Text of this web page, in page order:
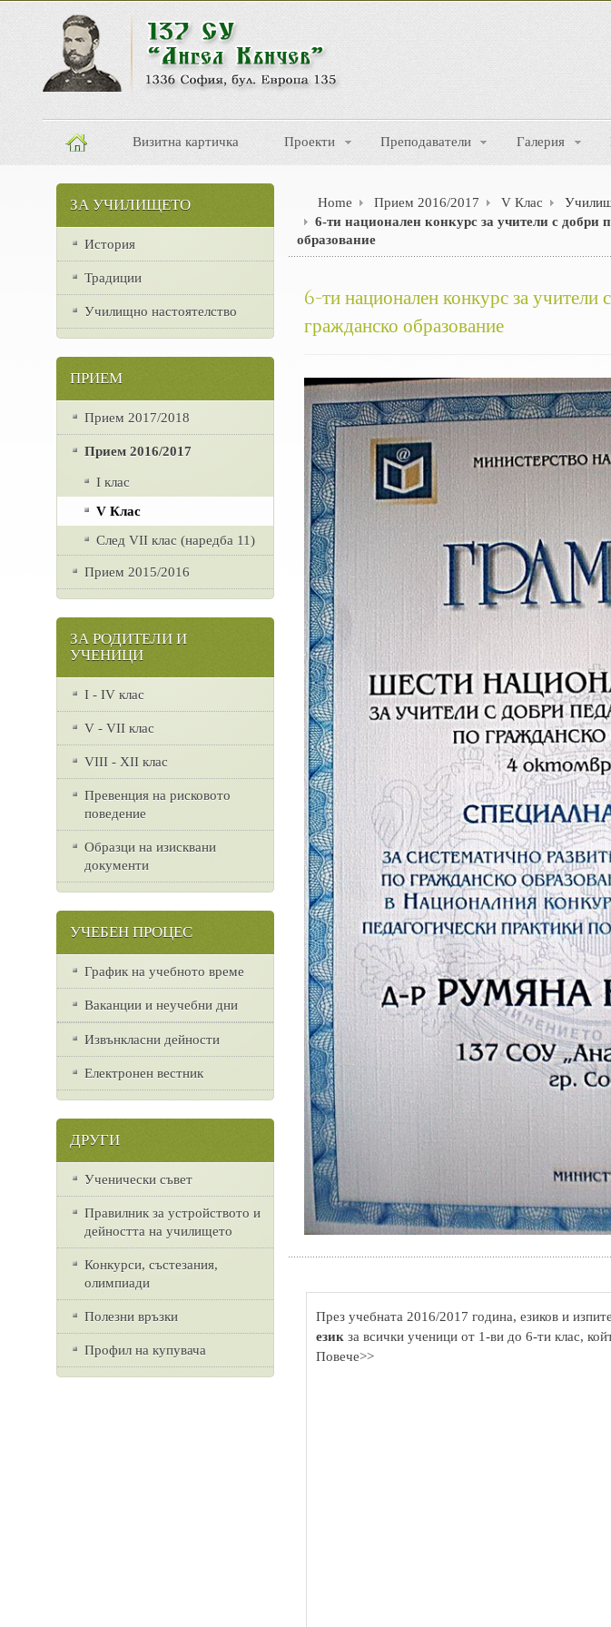
Визитна картичка Проекти Преподаватели Галерия
Home Прием 2016/2017 V Клас
6-ти национален конкурс за учители с добри
образование
6-ти национален конкурс за учители
гражданско образование
През учебната 2016/2017 година, езиков и
език за всички ученици от 1-ви до 6-ти клас,
Повече>>
ЗА УЧИЛИЩЕТО
История
Традиции
Училищно настоятелство
ПРИЕМ
Прием 2017/2018
Прием 2016/2017
I клас
V Клас
След VII клас (наредба 11)
Прием 2015/2016
ЗА РОДИТЕЛИ И
УЧЕНИЦИ
I - IV клас
V - VII клас
VІІІ - ХІІ клас
Превенция на рисковото
поведение
Образци на изисквани
документи
УЧЕБЕН ПРОЦЕС
График на учебното време
Ваканции и неучебни дни
Извънкласни дейности
Електронен вестник
ДРУГИ
Ученически съвет
Правилник за устройството и
дейността на училището
Конкурси, състезания,
олимпиади
Полезни връзки
Профил на купувача